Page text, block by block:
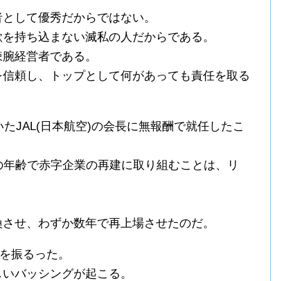
して優秀だからではない。
持ち込まない滅私の人だからである。
経営者である。
頼し、トップとして何があっても責任を取る
JAL(日本航空)の会長に無報酬で就任したこ
齢で赤字企業の再建に取り組むことは、リ
せ、わずか数年で再上場させたのだ。
振るった。
バッシングが起こる。